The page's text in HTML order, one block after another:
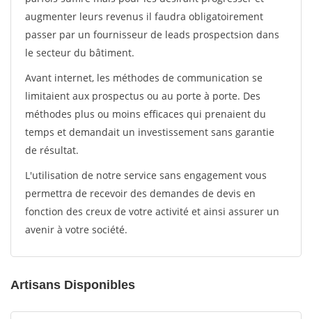
augmenter leurs revenus il faudra obligatoirement
passer par un fournisseur de leads prospectsion dans
le secteur du bâtiment.
Avant internet, les méthodes de communication se
limitaient aux prospectus ou au porte à porte. Des
méthodes plus ou moins efficaces qui prenaient du
temps et demandait un investissement sans garantie
de résultat.
L'utilisation de notre service sans engagement vous
permettra de recevoir des demandes de devis en
fonction des creux de votre activité et ainsi assurer un
avenir à votre société.
Artisans Disponibles